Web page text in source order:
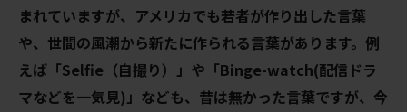
まれていますが、アメリカでも若者が作り出した言葉
や、世間の風潮から新たに作られる言葉があります。例
えば「Selfie（自撮り）」や「Binge-watch(配信ドラ
マなどを一気見)」なども、昔は無かった言葉ですが、今